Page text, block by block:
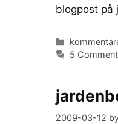
blogpost på
Categories
5
2009-03-12